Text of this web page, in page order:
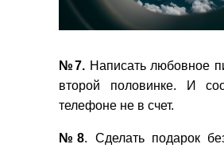
№7.Написать любовное
второй половинке. И
телефоне не в счет.
№8. Сделать подарок